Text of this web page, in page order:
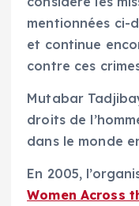
mentionnées ci-
et continue
contre ces
Mutabar
droits de
dans le monde
En 2005,
Women Across